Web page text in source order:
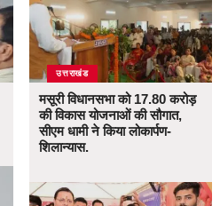
उत्तराखंड
मसूरी विधानसभा को 17.80 करोड़
की विकास योजनाओं की सौगात,
सीएम धामी ने किया लोकार्पण-
शिलान्यास.